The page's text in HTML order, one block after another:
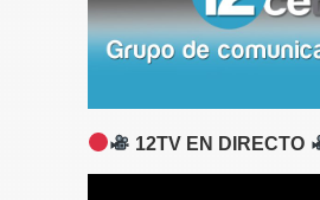
12TV EN DIRECTO